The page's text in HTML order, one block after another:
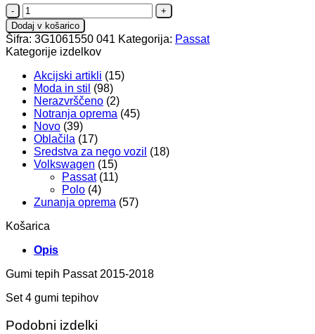
Gumi
tepih
Passat
2015-
2018
količina
Dodaj v košarico
Šifra: 3G1061550 041 Kategorija: Passat
Kategorije izdelkov
Akcijski artikli (15)
Moda in stil (98)
Nerazvrščeno (2)
Notranja oprema (45)
Novo (39)
Oblačila (17)
Sredstva za nego vozil (18)
Volkswagen (15)
Passat (11)
Polo (4)
Zunanja oprema (57)
Košarica
Opis
Gumi tepih Passat 2015-2018
Set 4 gumi tepihov
Podobni izdelki